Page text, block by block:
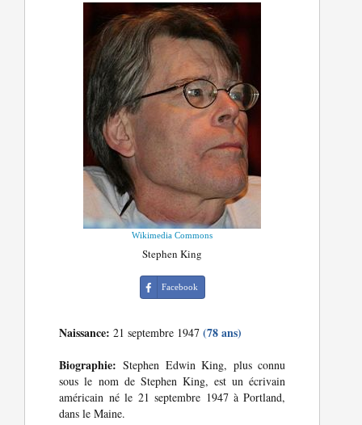
Wikimedia Commons
Stephen King
Facebook
Naissance: 21 septembre 1947(78 ans)
Biographie: Stephen Edwin King, plus connu
sous le nom de Stephen King, est un écrivain
américain né le 21 septembre 1947 à Portland,
dans le Maine.